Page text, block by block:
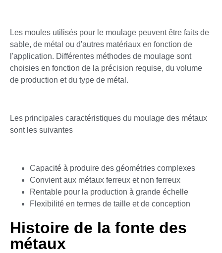
Les moules utilisés pour le moulage peuvent être faits de
sable, de métal ou d'autres matériaux en fonction de
l'application. Différentes méthodes de moulage sont
choisies en fonction de la précision requise, du volume
de production et du type de métal.
Les principales caractéristiques du moulage des métaux
sont les suivantes
Capacité à produire des géométries complexes
Convient aux métaux ferreux et non ferreux
Rentable pour la production à grande échelle
Flexibilité en termes de taille et de conception
Histoire de la fonte des
métaux